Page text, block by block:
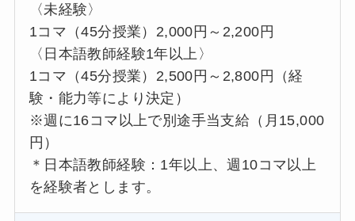
〈未経験〉
1コマ（45分授業）2,000円～2,200円
〈日本語教師経験1年以上〉
1コマ（45分授業）2,500円～2,800円（経
験・能力等により決定）
※週に16コマ以上で別途手当支給（月15,000
円）
＊日本語教師経験：1年以上、週10コマ以上
を経験者とします。